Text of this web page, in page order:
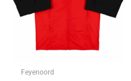
Feyenoord
variaties.
Deze
optie
kan